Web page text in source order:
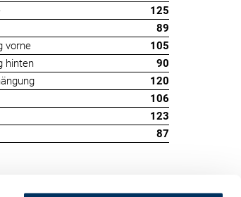
125
89
vorne
105
hinten
90
120
106
123
87